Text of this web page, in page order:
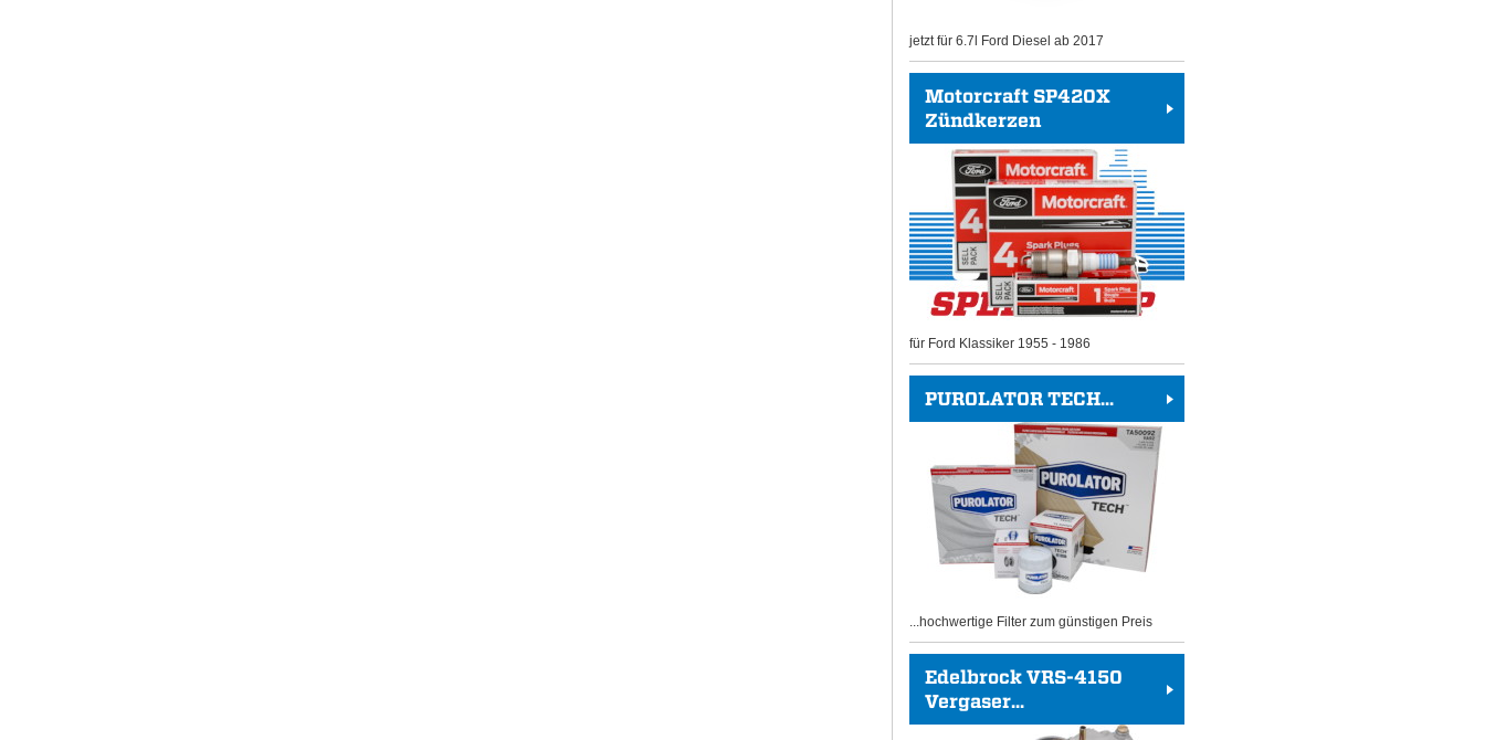
jetzt für 6.7l Ford Diesel ab 2017
Motorcraft SP420X
Zündkerzen
für Ford Klassiker 1955 - 1986
PUROLATOR TECH...
...hochwertige Filter zum günstigen Preis
Edelbrock VRS-4150
Vergaser...